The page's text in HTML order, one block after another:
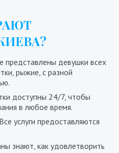
представлены девушки всех
рыжие, с разной
доступны 24/7, чтобы
в любое время.
Все услуги предоставляются
знают, как удовлетворить